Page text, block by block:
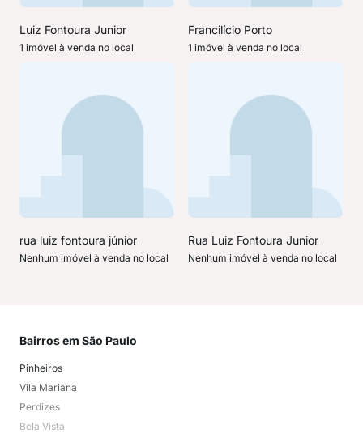
Luiz Fontoura Junior
1 imóvel à venda no local
Francilício Porto
1 imóvel à venda no local
rua luiz fontoura júnior
Nenhum imóvel à venda no local
Rua Luiz Fontoura Junior
Nenhum imóvel à venda no local
Bairros em São Paulo
Pinheiros
Vila Mariana
Perdizes
Bela Vista